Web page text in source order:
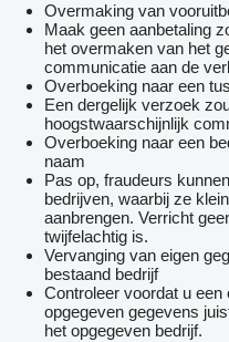
Overmaking van
Maak geen aanbetaling
het overmaken van het
communicatie aan de
Overboeking naar een
Een dergelijk verzoek
hoogstwaarschijnlijk
Overboeking naar een
naam
Pas op, fraudeurs
bedrijven, waarbij ze
aanbrengen. Verricht
twijfelachtig is.
Vervanging van eigen
bestaand bedrijf
Controleer voordat u
opgegeven gegevens
het opgegeven bedrijf.